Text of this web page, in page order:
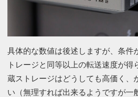
具体的な数値は後述しますが、条件
トレージと同等以上の転送速度が得
蔵ストレージはどうしても高価く、
い（無理すれば出来るようですが一